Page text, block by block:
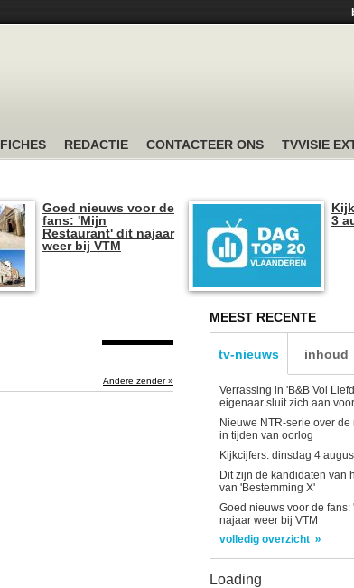
FICHES REDACTIE CONTACTEER ONS TVVISIE
Goed nieuws voor de
fans: 'Mijn
Restaurant' dit najaar
weer bij VTM
3
Andere zender »
MEEST RECENTE
tv-nieuws inhoud
Verrassing in 'B&B Vol
eigenaar sluit zich aan
Nieuwe NTR-serie over
in tijden van oorlog
Kijkcijfers: dinsdag 4
Dit zijn de kandidaten van
van 'Bestemming X'
Goed nieuws voor de
najaar weer bij VTM
volledig overzicht
Loading